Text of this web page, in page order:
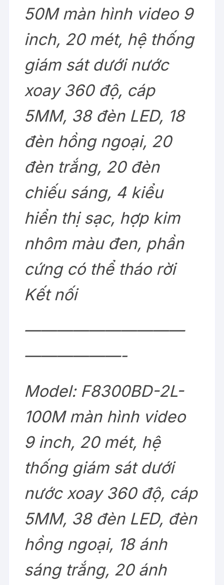
50M màn hình video 9
inch, 20 mét, hệ thống
giám sát dưới nước
xoay 360 độ, cáp
5MM, 38 đèn LED, 18
đèn hồng ngoại, 20
đèn trắng, 20 đèn
chiếu sáng, 4 kiểu
hiển thị sạc, hợp kim
nhôm màu đen, phần
cứng có thể tháo rời
Kết nối
——————————
——————-
Model: F8300BD-2L-
100M màn hình video
9 inch, 20 mét, hệ
thống giám sát dưới
nước xoay 360 độ, cáp
5MM, 38 đèn LED, đèn
hồng ngoại, 18 ánh
sáng trắng, 20 ánh